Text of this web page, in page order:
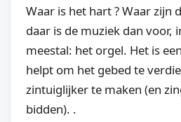
Waar is het hart ? Waar zijn
daar is de muziek dan voor,
meestal: het orgel. Het is
helpt om het gebed te
zintuiglijker te maken (en
bidden). .